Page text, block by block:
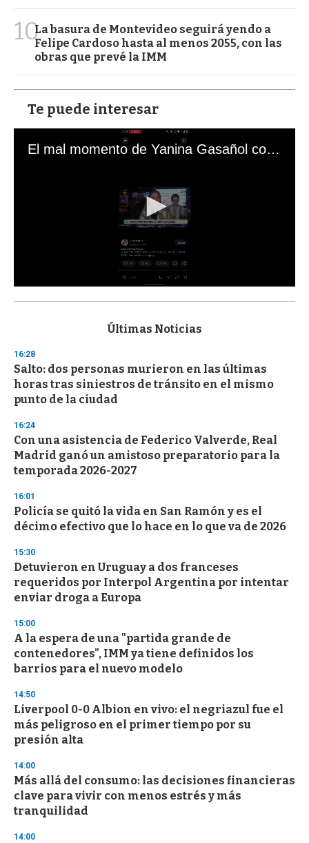
10La basura de Montevideo seguirá yendo a
Felipe Cardoso hasta al menos 2055, con las
obras que prevé la IMM
Te puede interesar
El mal momento de Yanina Gasañol con un hincha argentino en "Subrayado"
s
d
s
o
f
3
s
e
c
o
n
Últimas Noticias
16:28
Salto: dos personas murieron en las últimas
horas tras siniestros de tránsito en el mismo
punto de la ciudad
16:24
Con una asistencia de Federico Valverde, Real
Madrid ganó un amistoso preparatorio para la
temporada 2026-2027
16:01
Policía se quitó la vida en San Ramón y es el
décimo efectivo que lo hace en lo que va de 2026
15:30
Detuvieron en Uruguay a dos franceses
requeridos por Interpol Argentina por intentar
enviar droga a Europa
15:00
A la espera de una "partida grande de
contenedores", IMM ya tiene definidos los
barrios para el nuevo modelo
14:50
Liverpool 0-0 Albion en vivo: el negriazul fue el
más peligroso en el primer tiempo por su
presión alta
14:00
Más allá del consumo: las decisiones financieras
clave para vivir con menos estrés y más
tranquilidad
14:00